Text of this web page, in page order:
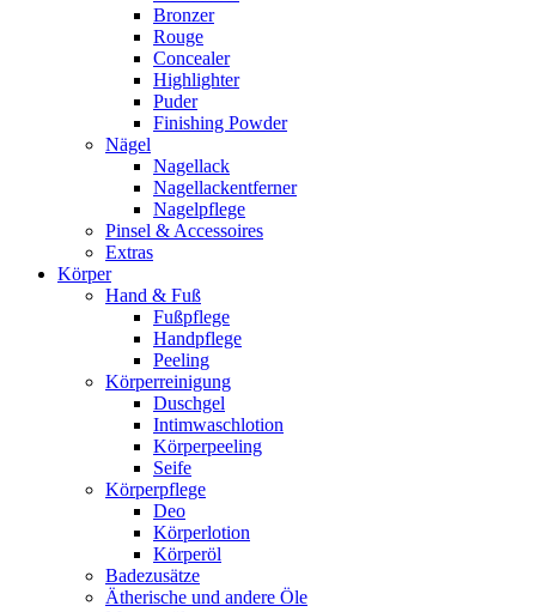
Bronzer
Rouge
Concealer
Highlighter
Puder
Finishing Powder
Nägel
Nagellack
Nagellackentferner
Nagelpflege
Pinsel & Accessoires
Extras
Körper
Hand & Fuß
Fußpflege
Handpflege
Peeling
Körperreinigung
Duschgel
Intimwaschlotion
Körperpeeling
Seife
Körperpflege
Deo
Körperlotion
Körperöl
Badezusätze
Ätherische und andere Öle